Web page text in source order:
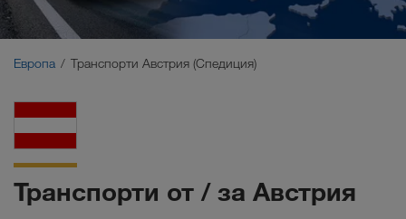
Европа Транспорти Австрия (Спедиция)
Транспорти от / за Австрия